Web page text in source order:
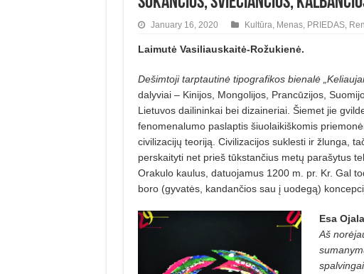
January 16, 2020 Kultūra Menas, PRIEDAS,
Laimutė Vasiliauskaitė-Rožukienė.
Dešimtoji tarptautinė tipografikos bienalė
dalyviai – Kinijos, Mongolijos, Prancūzijos,
Lietuvos dailininkai bei dizaineriai. Šiemet jie
fenomenalumo paslaptis šiuolaikiškomis
civilizacijų teoriją. Civilizacijos suklesti ir žlunga,
perskaityti net prieš tūkstančius metų parašytus
Orakulo kaulus, datuojamus 1200 m. pr. Kr. Gal
boro (gyvatės, kandančios sau į uodegą)
Esa
Aš